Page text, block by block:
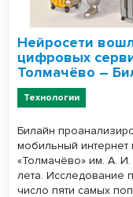
Нейросети
цифровых
Толмачёво –
Технологии
Билайн
мобильный
«Толмачёво» им. А.
лета. Исследование
число пяти самых